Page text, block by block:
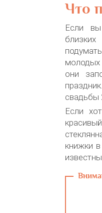
Что
Если вы
молодых
они
свадьбы
Если
книжки